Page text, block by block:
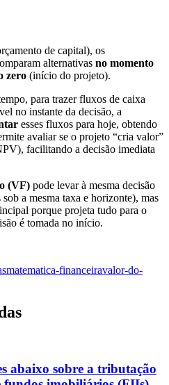
de capital), os
alternativas no momento
zero (início do projeto).
para trazer fluxos de caixa
no instante da decisão, a
esses fluxos para hoje, obtendo
avaliar se o projeto “cria valor”
facilitando a decisão imediata
(VF) pode levar à mesma decisão
a mesma taxa e horizonte), mas
porque projeta tudo para o
é tomada no início.
matematica-financeiravalor-do-
abaixo sobre a tributação